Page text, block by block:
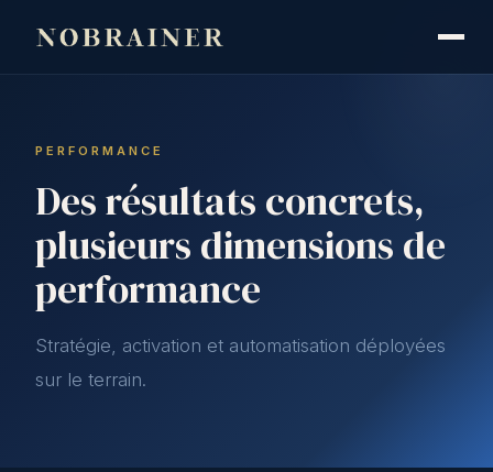
PERFORMANCE
Des résultats concrets,
plusieurs dimensions de
performance
Stratégie, activation et automatisation déployées
sur le terrain.